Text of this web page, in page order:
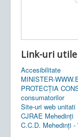
Link-uri utile
Accesibilitate
MINISTER-
PROTECȚIA
consumatorilor
Site-uri web unitati
CJRAE Mehedinți
C.C.D. Mehedinţi -